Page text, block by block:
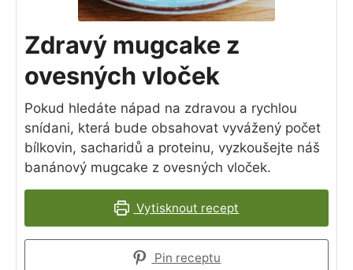
Zdravý mugcake z
ovesných vloček
Pokud hledáte nápad na zdravou a rychlou
snídani, která bude obsahovat vyvážený počet
bílkovin, sacharidů a proteinu, vyzkoušejte náš
banánový mugcake z ovesných vloček.
Vytisknout recept
Pin receptu